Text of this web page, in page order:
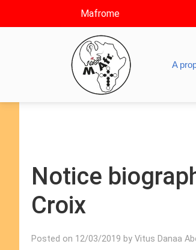
Mafrome
A
Notice
Croix
Posted on 12/03/2019 by Vitus Danaa